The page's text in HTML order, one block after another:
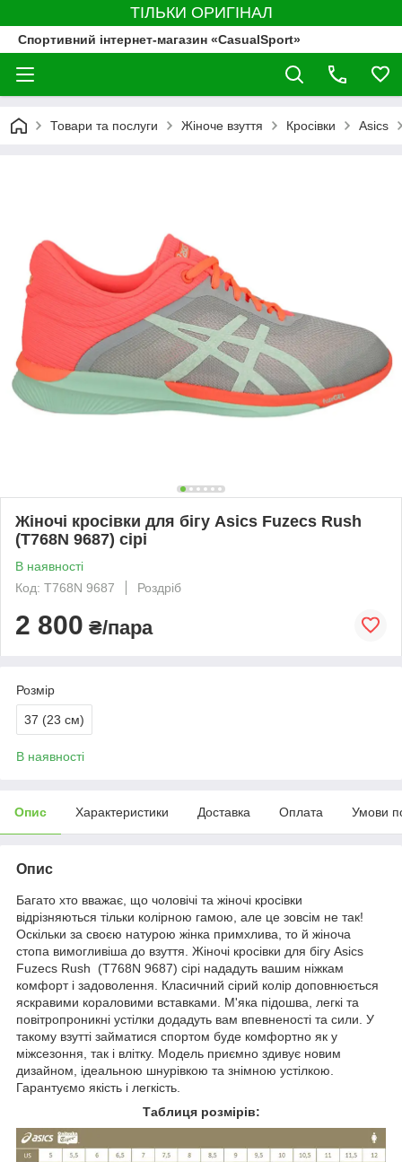
ТІЛЬКИ ОРИГІНАЛ
Спортивний інтернет-магазин «CasualSport»
Товари та послуги Жіноче взуття Кросівки Asics
Жіночі кросівки для бігу Asics Fuzecs Rush
(T768N 9687) сірі
В наявності
Код: T768N 9687
Роздріб
2 800 ₴/пара
Розмір
37 (23 см)
В наявності
Опис Характеристики Доставка Оплата Умови
Опис
Багато хто вважає, що чоловічі та жіночі кросівки
відрізняються тільки колірною гамою, але це зовсім не так!
Оскільки за своєю натурою жінка примхлива, то й жіноча
стопа вимогливіша до взуття. Жіночі кросівки для бігу Asics
Fuzecs Rush (T768N 9687) сірі нададуть вашим ніжкам
комфорт і задоволення. Класичний сірий колір доповнюється
яскравими кораловими вставками. М'яка підошва, легкі та
повітропроникні устілки додадуть вам впевненості та сили. У
такому взутті займатися спортом буде комфортно як у
міжсезоння, так і влітку. Модель приємно здивує новим
дизайном, ідеальною шнурівкою та знімною устілкою.
Гарантуємо якість і легкість.
Таблиця розмірів: